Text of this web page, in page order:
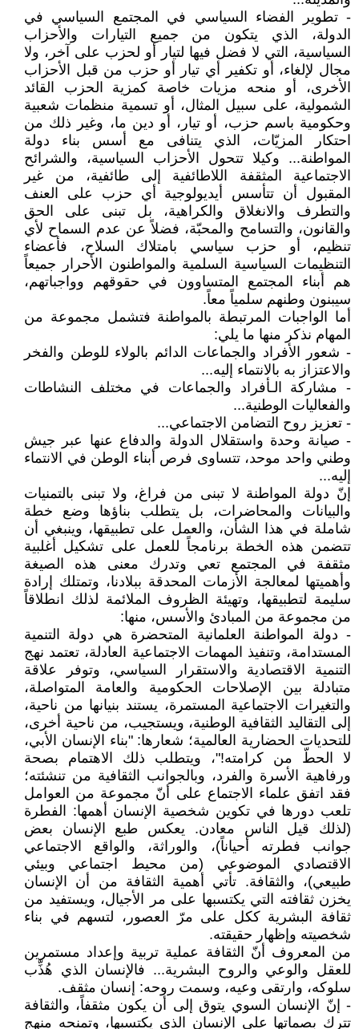
- تطوير الفضاء السياسي في المجتمع السياسي في
الدولة، الذي يتكون من جميع التيارات والأحزاب
السياسية، التي لا فضل فيها لتيار أو لحزب على آخر، ولا
مجال لإلغاء، أو تكفير أي تيار أو حزب من قبل الأحزاب
الأخرى، أو منحه مزيات خاصة كمزية الحزب القائد
الشمولية، على سبيل المثال، أو تسمية منظمات شعبية
وحكومية باسم حزب، أو تيار، أو دين ما، وغير ذلك من
احتكار المزيّات، الذي يتنافى مع أسس بناء دولة
المواطنة... وكيلا تتحول الأحزاب السياسية، والشرائح
الاجتماعية المثقفة اللاطائفية إلى طائفية، من غير
المقبول أن تتأسس أيديولوجية أي حزب على العنف
والتطرف والانغلاق والكراهية، بل تبنى على الحق
والقانون، والتسامح والمحبّة، فضلاً عن عدم السماح لأي
تنظيم، أو حزب سياسي بامتلاك السلاح، فأعضاء
التنظيمات السياسية السلمية والمواطنون الأحرار جميعاً
هم أبناء المجتمع المتساوون في حقوقهم وواجباتهم،
سيبنون وطنهم سلمياً معاً.
أما الواجبات المرتبطة بالمواطنة فتشمل مجموعة من
المهام نذكر منها ما يلي:
- شعور الأفراد والجماعات الدائم بالولاء للوطن والفخر
والاعتزاز به بالانتماء إليه...
- مشاركة الـأفراد والجماعات في مختلف النشاطات
والفعاليات الوطنية...
- تعزيز روح التضامن الاجتماعي...
- صيانة وحدة واستقلال الدولة والدفاع عنها عبر جيش
وطني واحد موحد، تتساوى فرص أبناء الوطن في الانتماء
إليه...
إنّ دولة المواطنة لا تبنى من فراغ، ولا تبنى بالتمنيات
والبيانات والمحاضرات، بل يتطلب بناؤها وضع خطة
شاملة في هذا الشأن، والعمل على تطبيقها، وينبغي أن
تتضمن هذه الخطة برنامجاً للعمل على تشكيل أغلبية
مثقفة في المجتمع تعي وتدرك معنى هذه الصيغة
وأهميتها لمعالجة الأزمات المحدقة ببلادنا، وتمتلك إرادة
سليمة لتطبيقها، وتهيئة الظروف الملائمة لذلك انطلاقاً
من مجموعة من المبادئ والأسس، منها:
- دولة المواطنة العلمانية المتحضرة هي دولة التنمية
المستدامة، وتنفيذ المهمات الاجتماعية العادلة، تعتمد نهج
التنمية الاقتصادية والاستقرار السياسي، وتوفر علاقة
متبادلة بين الإصلاحات الحكومية والعامة المتواصلة،
والتغيرات الاجتماعية المستمرة، يستند بنيانها من ناحية،
إلى التقاليد الثقافية الوطنية، ويستجيب، من ناحية أخرى،
للتحديات الحضارية العالمية؛ شعارها: "بناء الإنسان الأبي،
لا الحطّ من كرامته!"، ويتطلب ذلك الاهتمام بصحة
ورفاهية الأسرة والفرد، وبالجوانب الثقافية من تنشئته؛
فقد اتفق علماء الاجتماع على أنّ مجموعة من العوامل
تلعب دورها في تكوين شخصية الإنسان أهمها: الفطرة
(لذلك قيل الناس معادن. يعكس طبع الإنسان بعض
جوانب فطرته أحياناً)، والوراثة، والواقع الاجتماعي
الاقتصادي الموضوعي (من محيط اجتماعي وبيئي
طبيعي)، والثقافة. تأتي أهمية الثقافة من أن الإنسان
يخزن ثقافته التي يكتسبها على مر الأجيال، ويستفيد من
ثقافة البشرية ككل على مرّ العصور، لتسهم في بناء
شخصيته وإظهار حقيقته.
من المعروف أنّ الثقافة عملية تربية وإعداد مستمرين
للعقل والوعي والروح البشرية... فالإنسان الذي هُذِّب
سلوكه، وارتقى وعيه، وسمت روحه: إنسان مثقف.
- إنّ الإنسان السوي يتوق إلى أن يكون مثقفاً، والثقافة
تترك بصماتها على الإنسان الذي يكتسبها، وتمنحه منهج